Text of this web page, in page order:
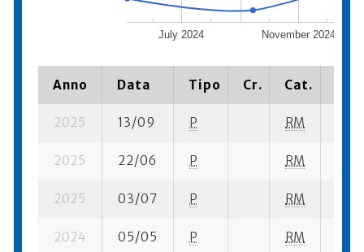
July 2024 November 2024
Anno Data Tipo Cr. Cat.
2025 13/09 P RM
2025 22/06 P RM
2025 03/07 P RM
2024 05/05 P RM